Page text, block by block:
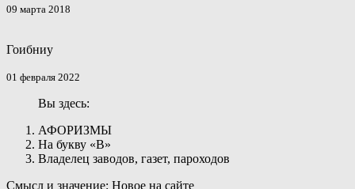
09 марта 2018
Гоибниу
01 февраля 2022
Вы здесь:
АФОРИЗМЫ
На букву «В»
Владелец заводов, газет, пароходов
Смысл и значение: Новое на сайте